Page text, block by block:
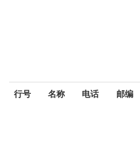
行号 名称 电话 邮编